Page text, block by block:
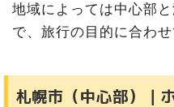
地域によっては中心部
で、旅行の目的に合わ
札幌市（中心部）｜